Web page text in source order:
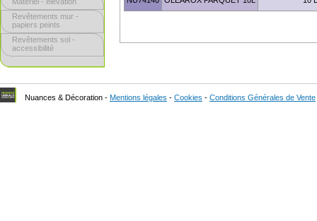
Revêtements mur -
papiers peints
Revêtements sol -
accessibilité
Nuances & Décoration - Mentions légales - Cookies - Conditions Générales de Vente